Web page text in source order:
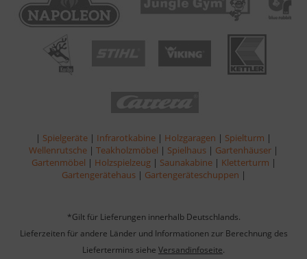
| Spielgeräte | Infrarotkabine | Holzgaragen | Spielturm |
Wellenrutsche | Teakholzmöbel | Spielhaus | Gartenhäuser |
Gartenmöbel | Holzspielzeug | Saunakabine | Kletterturm |
Gartengerätehaus | Gartengeräteschuppen |
*Gilt für Lieferungen innerhalb Deutschlands.
Lieferzeiten für andere Länder und Informationen zur Berechnung des
Liefertermins siehe Versandinfoseite.